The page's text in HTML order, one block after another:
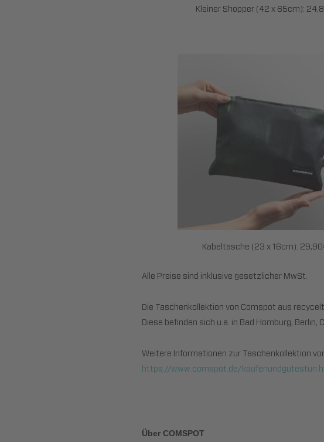
Kleiner Shopper (42 x 65cm):
Kabeltasche (23 x 16cm):
Alle Preise sind inklusive gesetzlicher MwSt.
Die Taschenkollektion von Comspot aus
Diese befinden sich u.a. in Bad Homburg,
Weitere Informationen zur Taschenkollektion
https://www.comspot.de/
Über COMSPOT